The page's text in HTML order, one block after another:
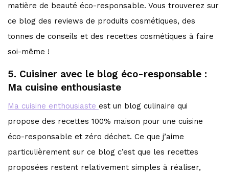
matière de beauté éco-responsable. Vous trouverez sur
ce blog des reviews de produits cosmétiques, des
tonnes de conseils et des recettes cosmétiques à faire
soi-même !
5. Cuisiner avec le blog éco-responsable :
Ma cuisine enthousiaste
Ma cuisine enthousiasteest un blog culinaire qui
propose des recettes 100% maison pour une cuisine
éco-responsable et zéro déchet. Ce que j’aime
particulièrement sur ce blog c’est que les recettes
proposées restent relativement simples à réaliser,